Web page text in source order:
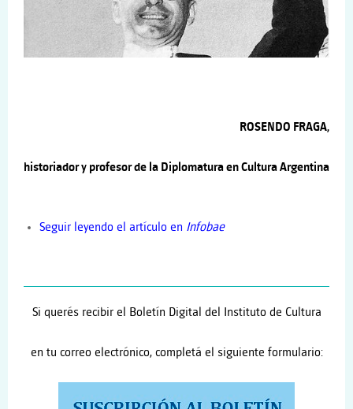
ROSENDO FRAGA,
historiador y profesor de la Diplomatura en Cultura Argentina
Seguir leyendo el artículo en Infobae
Si querés recibir el Boletín Digital del Instituto de Cultura
en tu correo electrónico, completá el siguiente formulario: